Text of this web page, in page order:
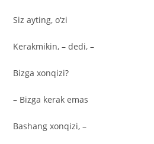
Siz ayting, o‘zi
Kerakmikin, – dedi, –
Bizga xonqizi?
– Bizga kerak emas
Bashang xonqizi, –